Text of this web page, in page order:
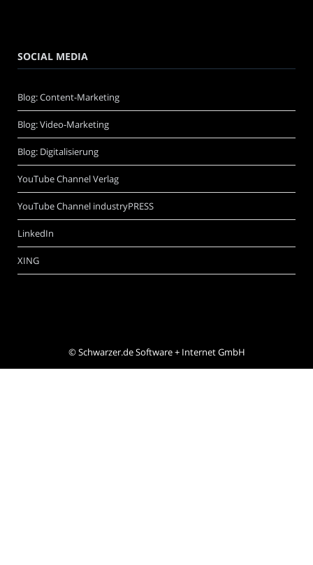
SOCIAL MEDIA
Blog: Content-Marketing
Blog: Video-Marketing
Blog: Digitalisierung
YouTube Channel Verlag
YouTube Channel industryPRESS
LinkedIn
XING
©Schwarzer.de Software + Internet GmbH